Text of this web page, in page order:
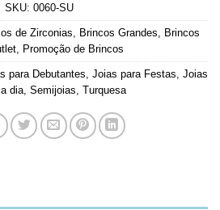
SKU: 0060-SU
de Zirconias Brincos Grandes
Brincos
, Promoção de Brincos
para Debutantes Joias para Festas Joias
dia Semijoias Turquesa